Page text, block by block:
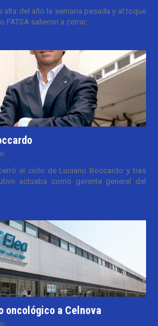
alta del año la semana pasada y al toque
salieron a cerrar...
el ciclo de Luciano Boccardo y tras
actuaba como gerente general del
oncológico a Celnova